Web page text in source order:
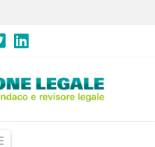
Navigation